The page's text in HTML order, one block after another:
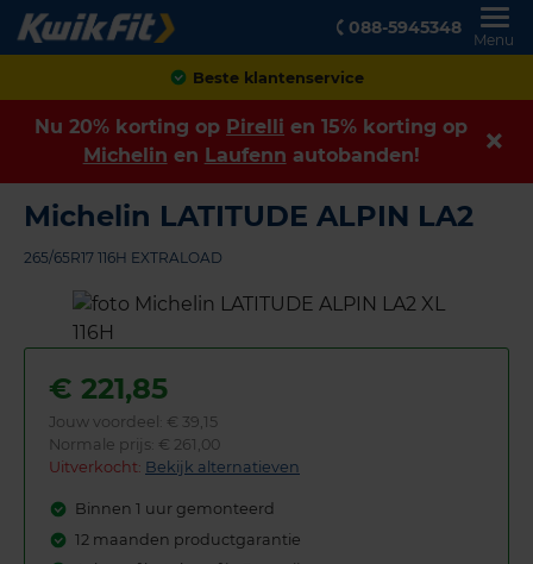
088-5945348
Menu
Beste klantenservice
Nu 20% korting op Pirelli en 15% korting op
Michelin en Laufenn autobanden!
Michelin LATITUDE ALPIN LA2
265/65R17 116H EXTRALOAD
€ 221,85
Jouw voordeel: € 39,15
Normale prijs: € 261,00
Uitverkocht: Bekijk alternatieven
Binnen 1 uur gemonteerd
12 maanden productgarantie